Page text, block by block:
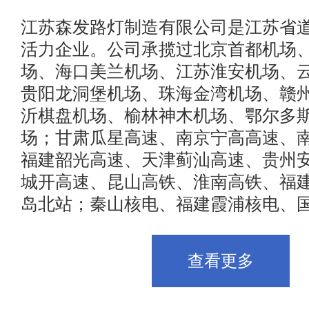
江苏森发路灯制造有限公司是江苏省
活力企业。公司承揽过北京首都机场
场、海口美兰机场、江苏淮安机场、
贵阳龙洞堡机场、珠海金湾机场、赣
沂棋盘机场、榆林神木机场、鄂尔多
场；甘肃瓜星高速、南京宁高高速、
福建韶光高速、天津蓟汕高速、贵州
城开高速、昆山高铁、淮南高铁、福
岛北站；秦山核电、福建霞浦核电、
查看更多